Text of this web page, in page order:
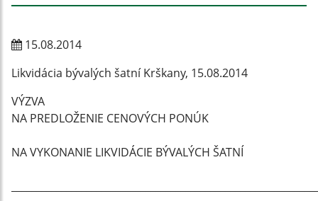
15.08.2014
Likvidácia bývalých šatní Krškany, 15.08.2014
VÝZVA
NA PREDLOŽENIE CENOVÝCH PONÚK
NA VYKONANIE LIKVIDÁCIE BÝVALÝCH ŠATNÍ